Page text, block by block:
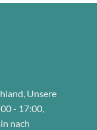
Unsere
- 17:00,
nach